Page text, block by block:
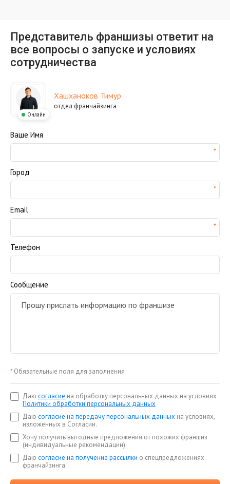
Представитель франшизы ответит на
все вопросы о запуске и условиях
сотрудничества
Онлайн
Хашханоков Тимур
отдел франчайзинга
Ваше Имя
Город
Email
Телефон
Сообщение
* Обязательные поля для заполнения
Даю согласие на обработку персональных данных на условиях
Политики обработки персональных данных
Даю согласие на передачу персональных данных на условиях,
изложенных в Согласии.
Хочу получить выгодные предложения от похожих франшиз
(индивидуальные рекомендации)
Даю согласие на получение рассылки о спецпредложениях
франчайзинга